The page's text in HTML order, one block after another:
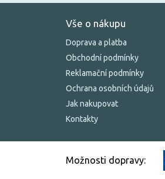
Vše o nákupu
Doprava a platba
Obchodní podmínky
Reklamační podmínky
Ochrana osobních údajů
Jak nakupovat
Kontakty
Možnosti dopravy: